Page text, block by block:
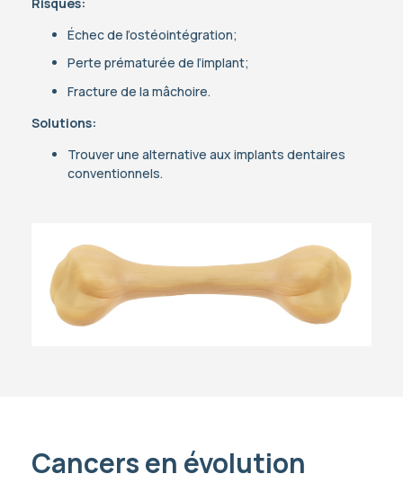
Échec de l’ostéointégration;
Perte prématurée de l’implant;
Fracture de la mâchoire.
Solutions:
Trouver une alternative aux implants dentaires
conventionnels.
Cancers en évolution